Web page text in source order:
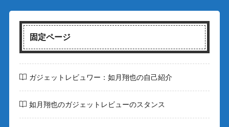
固定ページ
ガジェットレビュワー：如月翔也の自己紹介
如月翔也のガジェットレビューのスタンス